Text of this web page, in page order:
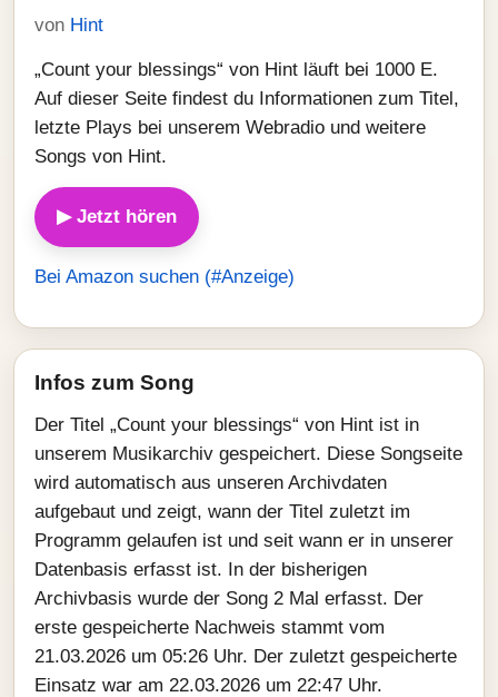
von Hint
„Count your blessings“ von Hint läuft bei 1000 E.
Auf dieser Seite findest du Informationen zum Titel,
letzte Plays bei unserem Webradio und weitere
Songs von Hint.
▶ Jetzt hören
Bei Amazon suchen (#Anzeige)
Infos zum Song
Der Titel „Count your blessings“ von Hint ist in
unserem Musikarchiv gespeichert. Diese Songseite
wird automatisch aus unseren Archivdaten
aufgebaut und zeigt, wann der Titel zuletzt im
Programm gelaufen ist und seit wann er in unserer
Datenbasis erfasst ist. In der bisherigen
Archivbasis wurde der Song 2 Mal erfasst. Der
erste gespeicherte Nachweis stammt vom
21.03.2026 um 05:26 Uhr. Der zuletzt gespeicherte
Einsatz war am 22.03.2026 um 22:47 Uhr.